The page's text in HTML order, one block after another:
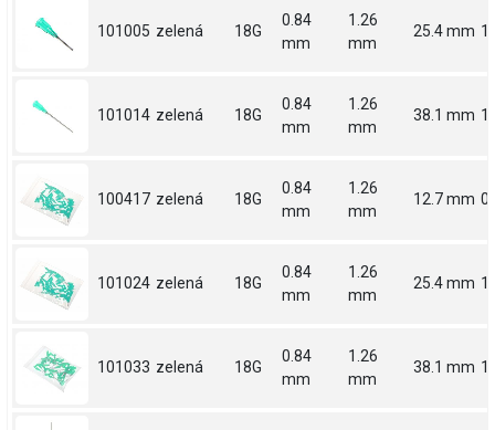
101005 zelená 18G
0.84
mm
1.26
mm
25.4 mm 1
101014 zelená 18G
0.84
mm
1.26
mm
38.1 mm
100417 zelená 18G
0.84
mm
1.26
mm
12.7 mm
101024 zelená 18G
0.84
mm
1.26
mm
25.4 mm 1
101033 zelená 18G
0.84
mm
1.26
mm
38.1 mm